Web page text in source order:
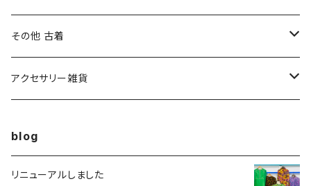
トップス
ボトムス
トップス
ボトムス
その他 古着
トップス
アクセサリー雑貨
blog
リニューアルしました